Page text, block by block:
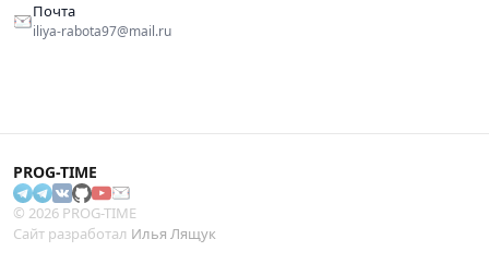
Почта
iliya-rabota97@mail.ru
PROG-TIME
© 2026 PROG-TIME
Сайт разработал Илья Лящук